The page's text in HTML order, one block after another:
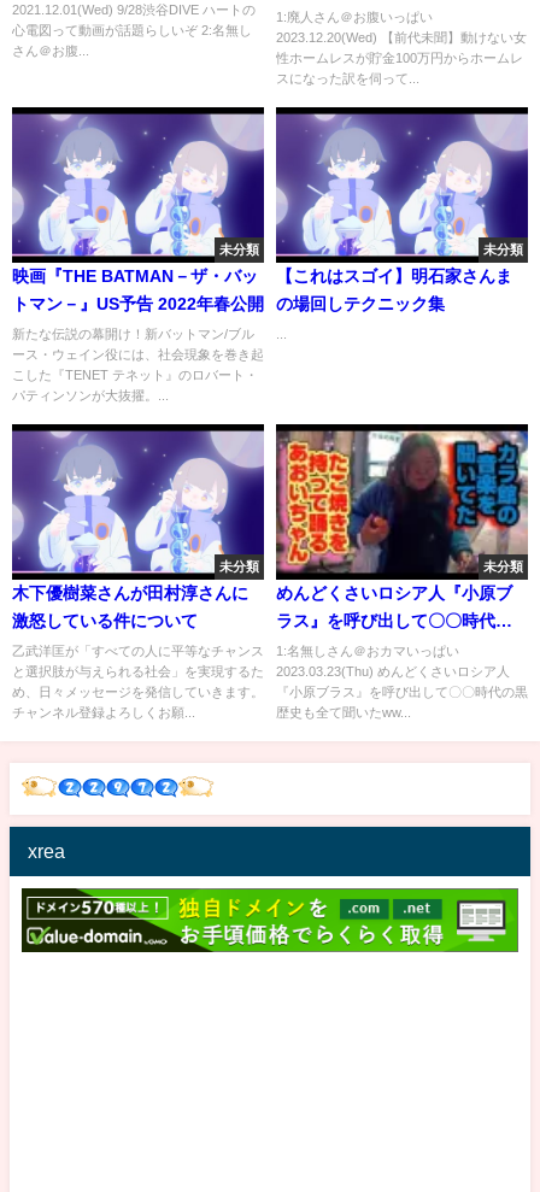
2021.12.01(Wed) 9/28渋谷DIVE ハートの
心電図って動画が話題らしいぞ 2:名無し
さん＠お腹...
レスになった訳を伺って支援し
てみた 【前編】
1:廃人さん＠お腹いっぱい
2023.12.20(Wed) 【前代未聞】動けない女
性ホームレスが貯金100万円からホームレ
スになった訳を伺って...
未分類
映画『THE BATMAN－ザ・バッ
トマン－』US予告 2022年春公開
新たな伝説の幕開け！新バットマン/ブル
ース・ウェイン役には、社会現象を巻き起
こした『TENET テネット』のロバート・
パティンソンが大抜擢。...
未分類
【これはスゴイ】明石家さんま
の場回しテクニック集
未分類
木下優樹菜さんが田村淳さんに
激怒している件について
乙武洋匡が「すべての人に平等なチャンス
と選択肢が与えられる社会」を実現するた
め、日々メッセージを発信していきます。
チャンネル登録よろしくお願...
未分類
めんどくさいロシア人『小原ブ
ラス』を呼び出して〇〇時代の
黒歴史も全て聞いたwwwww
1:名無しさん＠おカマいっぱい
2023.03.23(Thu) めんどくさいロシア人
『小原ブラス』を呼び出して〇〇時代の黒
歴史も全て聞いたww...
xrea